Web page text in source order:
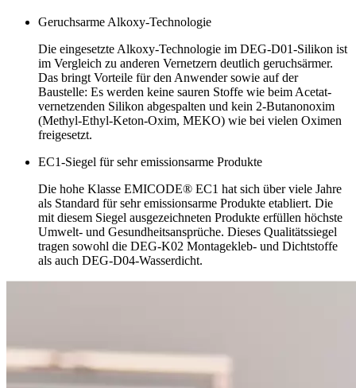
Geruchsarme Alkoxy-Technologie
Die eingesetzte Alkoxy-Technologie im DEG-D01-Silikon ist
im Vergleich zu anderen Vernetzern deutlich geruchsärmer.
Das bringt Vorteile für den Anwender sowie auf der
Baustelle: Es werden keine sauren Stoffe wie beim Acetat-
vernetzenden Silikon abgespalten und kein 2-Butanonoxim
(Methyl-Ethyl-Keton-Oxim, MEKO) wie bei vielen Oximen
freigesetzt.
EC1-Siegel für sehr emissionsarme Produkte
Die hohe Klasse EMICODE® EC1 hat sich über viele Jahre
als Standard für sehr emissionsarme Produkte etabliert. Die
mit diesem Siegel ausgezeichneten Produkte erfüllen höchste
Umwelt- und Gesundheitsansprüche. Dieses Qualitätssiegel
tragen sowohl die DEG-K02 Montagekleb- und Dichtstoffe
als auch DEG-D04-Wasserdicht.